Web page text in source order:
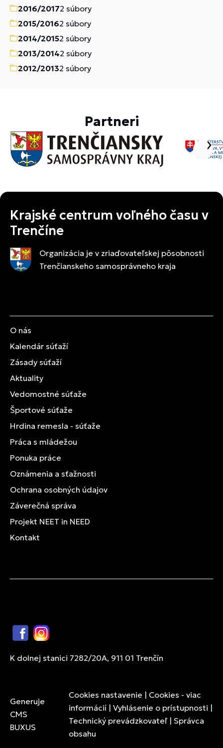
2016/20172 súbory
2015/20162 súbory
2014/20152 súbory
2013/20142 súbory
2012/20132 súbory
Partneri
Krajské centrum voľného času v
Trenčíne
Organizácia je v zriaďovateľskej pôsobnosti
Trenčianskeho samosprávneho kraja
O nás
Kalendár súťaží
Zásady súťaží
Aktuality
Vedomostné súťaže
Športové súťaže
Hrdina remesla - súťaže
Práca s mládežou
Ponuka práce
Oznámenia a sťažnosti
Ochrana osobných údajov
Záverečná správa
Projekt NEET in NEED
Kontakt
FacebookInstagram
K dolnej stanici 7282/20A, 911 01 Trenčín
Generuje
CMS
BUXUS
Cookies nastavenie | Cookies - viac
informácií | Vyhlásenie o prístupnosti |
Technický prevádzkovateľ | Správca
obsahu